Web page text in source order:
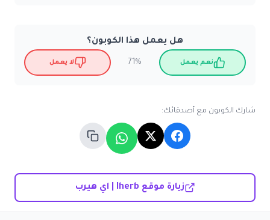
هل يعمل هذا الكوبون؟
نعم يعمل 71% لا يعمل
شارك الكوبون مع أصدقائك:
زيارة موقع Iherb | اي هيرب